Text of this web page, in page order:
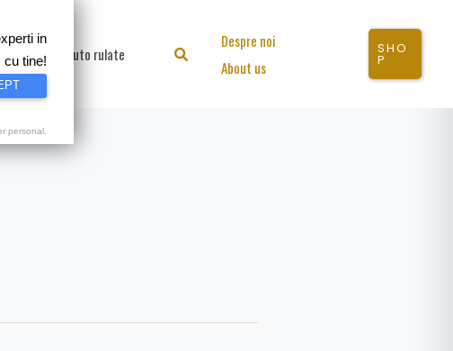
Video Auto rulate Search
Despre noi
About us
SHO
P
in
cu tine!
personal.